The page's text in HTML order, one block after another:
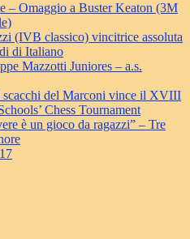
– Omaggio a Buster Keaton (3M
(IVB classico) vincitrice assoluta
di Italiano
Mazzotti Juniores – a.s.
scacchi del Marconi vince il XVIII
Chess Tournament
è un gioco da ragazzi” – Tre